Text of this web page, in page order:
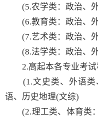
(5.农学类：政治、外
(6.教育类：政治、外
(7.艺术类：政治、外
(8.法学类：政治、外
2.高起本各专业考试
(1.文史类、外语类
语、历史地理(文综)
(2.理工类、体育类：